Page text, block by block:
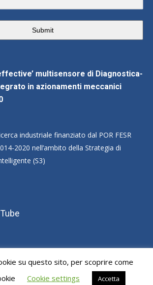
Submit
multisensore di Diagnostica-
in azionamenti meccanici
industriale finanziato dal POR FESR
2020 nell’ambito della Strategia di
(S3)
premium WordPress themes
su questo sito, per scoprire come
Cookie settings Accetta